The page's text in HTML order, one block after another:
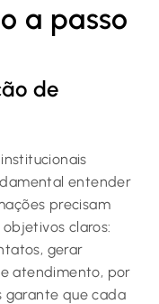
a passo
de
entender
precisam
claros:
gerar
atendimento, por
garante que cada